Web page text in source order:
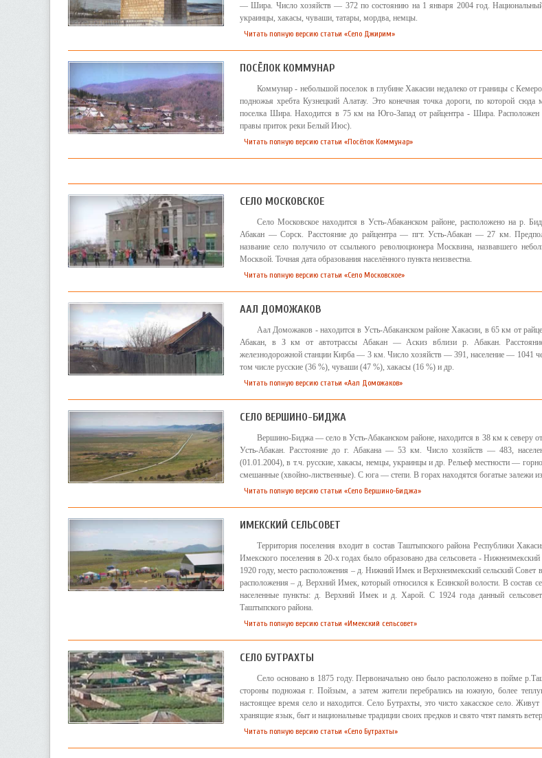
— Шира. Число хозяйств — 372 по состоянию на 1 января 2004 год. Национальный
украинцы, хакасы, чуваши, татары, мордва, немцы.
Читать полную версию статьи «Село Джирим»
ПОСЁЛОК КОММУНАР
Коммунар - небольшой поселок в глубине Хакасии недалеко от границы с
подножья хребта Кузнецкий Алатау. Это конечная точка дороги, по которой сюда
поселка Шира. Находится в 75 км на Юго-Запад от райцентра - Шира. Расположен
правы приток реки Белый Июс).
Читать полную версию статьи «Посёлок Коммунар»
СЕЛО МОСКОВСКОЕ
Село Московское находится в Усть-Абаканском районе, расположено на р.
Абакан — Сорск. Расстояние до райцентра — пгт. Усть-Абакан — 27 км.
название село получило от ссыльного революционера Москвина, назвавшего
Москвой. Точная дата образования населённого пункта неизвестна.
Читать полную версию статьи «Село Московское»
ААЛ ДОМОЖАКОВ
Аал Доможаков - находится в Усть-Абаканском районе Хакасии, в 65 км от
Абакан, в З км от автотрассы Абакан — Аскиз вблизи р. Абакан.
железнодорожной станции Кирба — 3 км. Число хозяйств — 391, население — 1041
том числе русские (36 %), чуваши (47 %), хакасы (16 %) и др.
Читать полную версию статьи «Аал Доможаков»
СЕЛО ВЕРШИНО-БИДЖА
Вершино-Биджа — село в Усть-Абаканском районе, находится в 38 км к северу
Усть-Абакан. Расстояние до г. Абакана — 53 км. Число хозяйств — 483,
(01.01.2004), в т.ч. русские, хакасы, немцы, украинцы и др. Рельеф местности —
смешанные (хвойно-лиственные). С юга — степи. В горах находятся богатые залежи
Читать полную версию статьи «Село Вершино-Биджа»
ИМЕКСКИЙ СЕЛЬСОВЕТ
Территория поселения входит в состав Таштыпского района Республики
Имекского поселения в 20-х годах было образовано два сельсовета - Нижнеимекский
1920 году, место расположения – д. Нижний Имек и Верхнеимекский сельский Совет
расположения – д. Верхний Имек, который относился к Есинской волости. В состав
населенные пункты: д. Верхний Имек и д. Харой. С 1924 года данный
Таштыпского района.
Читать полную версию статьи «Имекский сельсовет»
СЕЛО БУТРАХТЫ
Село основано в 1875 году. Первоначально оно было расположено в пойме
стороны подножья г. Пойзым, а затем жители перебрались на южную, более
настоящее время село и находится. Село Бутрахты, это чисто хакасское село. Живут
хранящие язык, быт и национальные традиции своих предков и свято чтят память
Читать полную версию статьи «Село Бутрахты»